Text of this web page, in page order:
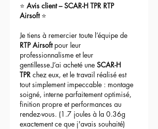
⭐ Avis client – SCAR-H TPR RTP
Airsoft ⭐
Je tiens à remercier toute l’équipe de
RTP Airsoft pour leur
professionnalisme et leur
gentillesse.J’ai acheté une SCAR-H
TPR chez eux, et le travail réalisé est
tout simplement impeccable : montage
soigné, interne parfaitement optimisé,
finition propre et performances au
rendez-vous. (1.7 joules à la 0.36g
exactement ce que j'avais souhaité)